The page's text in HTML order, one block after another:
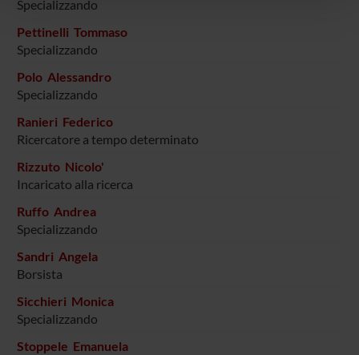
pubblicità e social media, i quali potrebbero combinarle
Specializzando
Pettinelli Tommaso
Specializzando
Polo Alessandro
Specializzando
Ranieri Federico
Ricercatore a tempo determinato
Rizzuto Nicolo'
Incaricato alla ricerca
Ruffo Andrea
Specializzando
Sandri Angela
Borsista
Sicchieri Monica
Specializzando
Stoppele Emanuela